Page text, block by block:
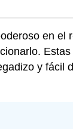
en
y